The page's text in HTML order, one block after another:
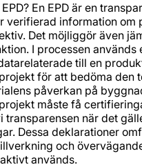
En EPD är en
verifierad information
Det möjliggör även
I processen
till en
för att bedöma den
påverkan på
måste få
transparensen när det
Dessa deklarationer
och
används.